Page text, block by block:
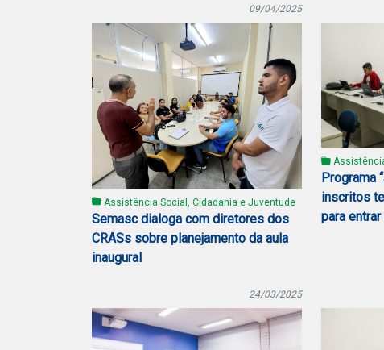
09/04/2025
Assistência Social, Cidadania e Juventude
Semasc dialoga com diretores dos
CRASs sobre planejamento da aula
inaugural
Programa
inscritos
para
24/03/2025